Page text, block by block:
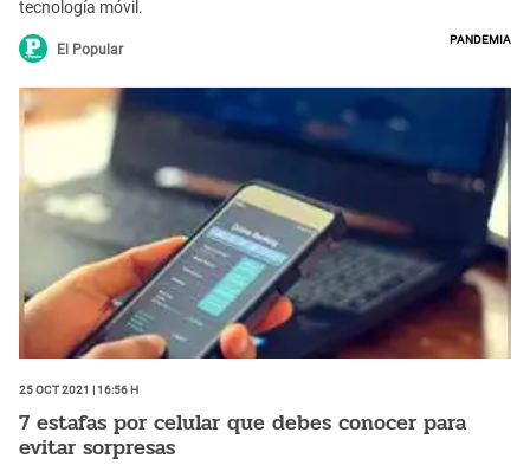
tecnología móvil.
El Popular
Pandemia
25 Oct 2021 | 16:56 h
7 estafas por celular que debes conocer para
evitar sorpresas